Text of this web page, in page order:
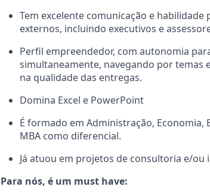
Tem excelente comunicação e
externos, incluindo executivos e
Perfil empreendedor, com autonomia
simultaneamente, navegando por temas
na qualidade das entregas.
Domina Excel e PowerPoint
É formado em Administração,
MBA como diferencial.
Já atuou em projetos de consultoria e/
Para nós, é um must have: